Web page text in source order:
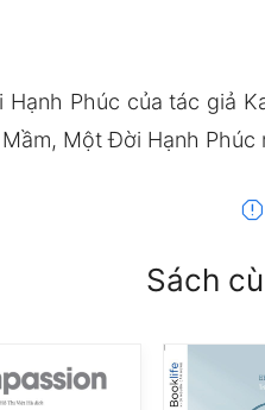
Phúc của tác giả
Một Đời Hạnh
report
Sách